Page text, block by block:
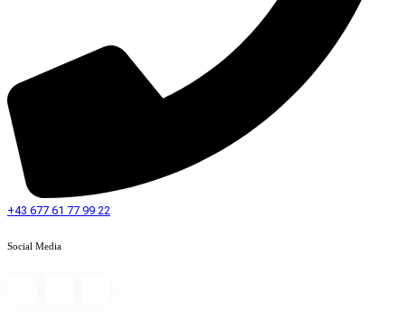
+43 677 61 77 99 22
Social Media